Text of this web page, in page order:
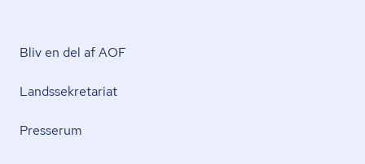
Bliv en del af AOF
Lands­se­kre­ta­ri­at
Presserum